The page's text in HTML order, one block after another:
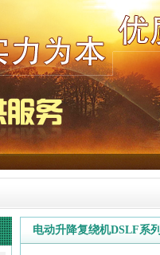
电动升降复绕机DSLF系列